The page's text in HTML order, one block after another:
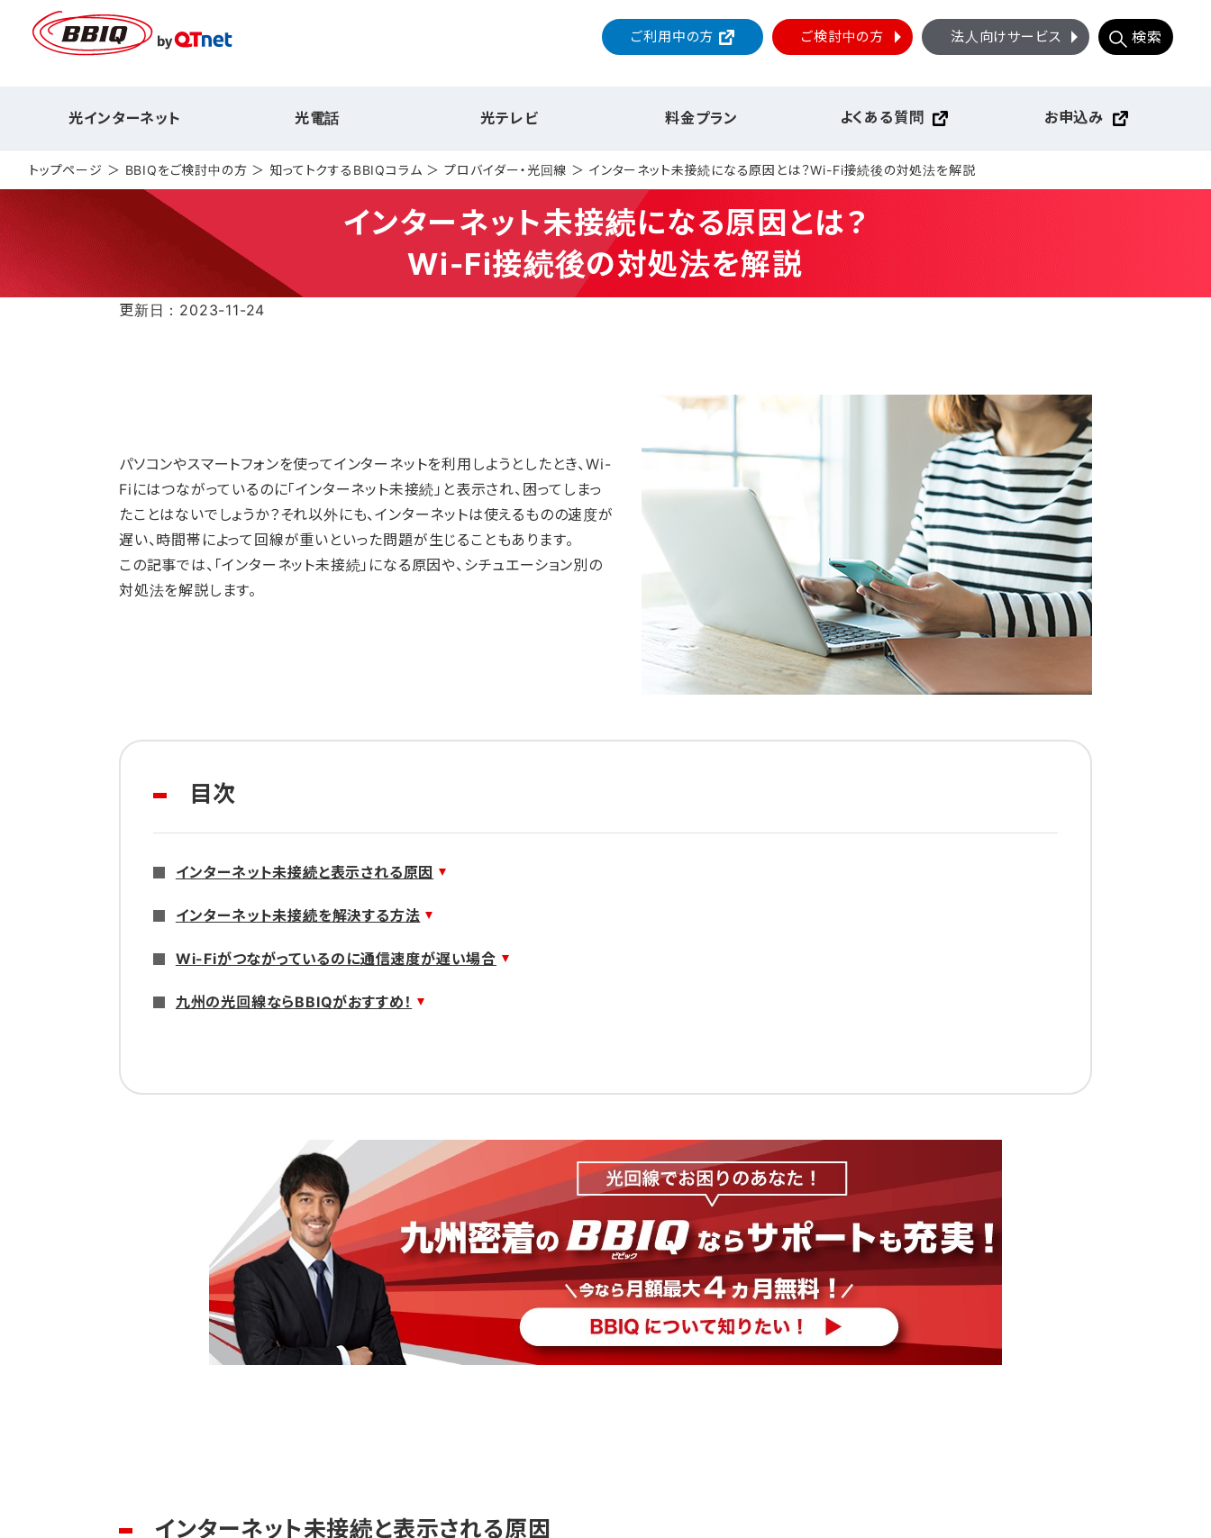
ご利用中の方 ご検討中の方 法人向けサービス 検索
光インターネット 光電話 光テレビ 料金プラン よくある質問 お申込み
トップページ BBIQをご検討中の方 知ってトクするBBIQコラム プロバイダー・光回線 インターネット未接続になる原因とは？Wi-Fi接続後の対処法を解説
インターネット未接続になる原因とは？
Wi-Fi接続後の対処法を解説
更新日：2023-11-24
パソコンやスマートフォンを使ってインターネットを利用しようとしたとき、Wi-
Fiにはつながっているのに「インターネット未接続」と表示され、困ってしまっ
たことはないでしょうか？それ以外にも、インターネットは使えるものの速度が
遅い、時間帯によって回線が重いといった問題が生じることもあります。
この記事では、「インターネット未接続」になる原因や、シチュエーション別の
対処法を解説します。
目次
インターネット未接続と表示される原因
インターネット未接続を解決する方法
Wi-Fiがつながっているのに通信速度が遅い場合
九州の光回線ならBBIQがおすすめ！
インターネット未接続と表示される原因